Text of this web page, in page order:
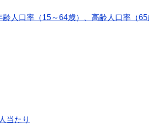
人口率（15～64歳）、高齢人口率（
当たり